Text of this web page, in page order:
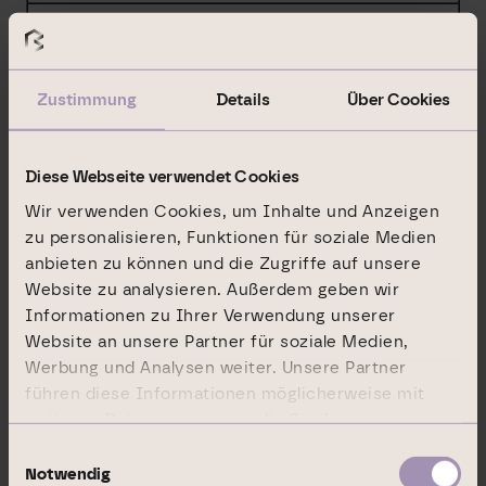
Zustimmung Details Über Cookies
Diese Webseite verwendet Cookies
Wir verwenden Cookies, um Inhalte und Anzeigen
zu personalisieren, Funktionen für soziale Medien
anbieten zu können und die Zugriffe auf unsere
Website zu analysieren. Außerdem geben wir
Informationen zu Ihrer Verwendung unserer
Website an unsere Partner für soziale Medien,
Werbung und Analysen weiter. Unsere Partner
führen diese Informationen möglicherweise mit
weiteren Daten zusammen, die Sie ihnen
Nutzung der Dienste gesammelt haben.
Notwendig
X
beginnend mit der obersten beherrschenden
Unternehmen
Stimmrechte in %, wenn 3% oder höher
Instrumente in %, wenn 5% oder höher
Summe in %, wenn 5% oder höher
The Goldman Sachs Group, Inc.